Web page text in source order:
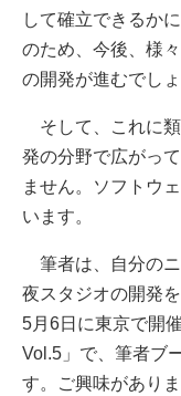
して確立できるか
のため、今後、様
の開発が進むでしょ
そして、これに類
発の分野で広がっ
ません。ソフトウ
います。
筆者は、自分の
夜スタジオの開発
5月6日に東京で開
Vol.5」で、筆者ブ
す。ご興味があり